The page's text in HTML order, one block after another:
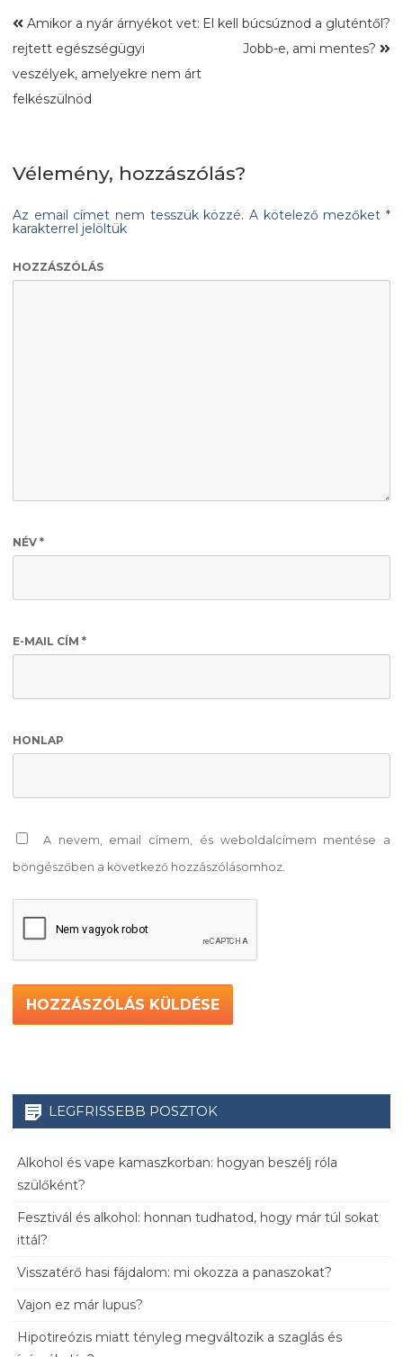
Amikor a nyár árnyékot vet:
rejtett egészségügyi
veszélyek, amelyekre nem árt
felkészülnöd
El kell búcsúznod a gluténtől?
Jobb-e, ami mentes?
Vélemény, hozzászólás?
Az email címet nem tesszük közzé. A kötelező mezőket*
karakterrel jelöltük
HOZZÁSZÓLÁS
NÉV *
E-MAIL CÍM *
HONLAP
A nevem, email címem, és weboldalcímem mentése a
böngészőben a következő hozzászólásomhoz.
LEGFRISSEBB POSZTOK
Alkohol és vape kamaszkorban: hogyan beszélj róla
szülőként?
Fesztivál és alkohol: honnan tudhatod, hogy már túl sokat
ittál?
Visszatérő hasi fájdalom: mi okozza a panaszokat?
Vajon ez már lupus?
Hipotireózis miatt tényleg megváltozik a szaglás és